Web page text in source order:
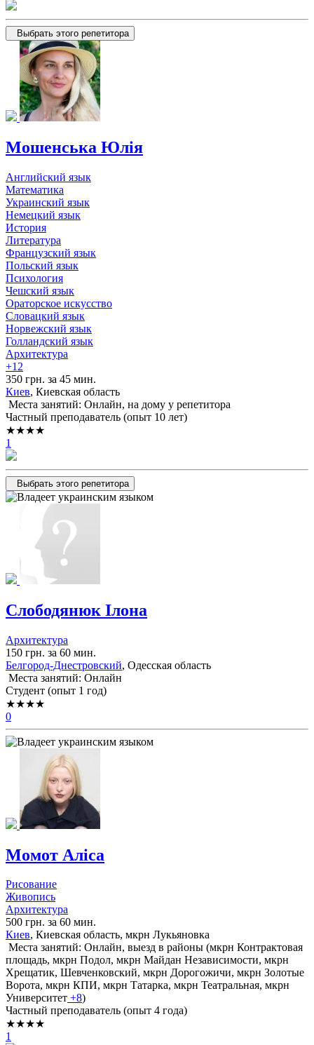
Выбрать этого репетитора
Мошенська Юлія
Английский язык
Математика
Украинский язык
Немецкий язык
История
Литература
Французский язык
Польский язык
Психология
Чешский язык
Ораторское искусство
Словацкий язык
Норвежский язык
Голландский язык
Архитектура
+12
350 грн. за 45 мин.
Киев, Киевская область
Места занятий: Онлайн, на дому у репетитора
Частный преподаватель (опыт 10 лет)
★★★★
1
Выбрать этого репетитора
Слободянюк Ілона
Архитектура
150 грн. за 60 мин.
Белгород-Днестровский, Одесская область
Места занятий: Онлайн
Cтудент (опыт 1 год)
★★★★
0
Момот Аліса
Рисование
Живопись
Архитектура
500 грн. за 60 мин.
Киев, Киевская область, мкрн Лукьяновка
Места занятий: Онлайн, выезд в районы (мкрн Контрактовая
площадь, мкрн Подол, мкрн Майдан Независимости, мкрн
Хрещатик, Шевченковский, мкрн Дорогожичи, мкрн Золотые
Ворота, мкрн КПИ, мкрн Татарка, мкрн Театральная, мкрн
Университет +8)
Частный преподаватель (опыт 4 года)
★★★★
1